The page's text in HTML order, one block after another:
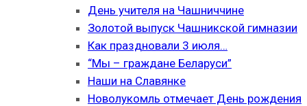
День учителя на Чашниччине
Золотой выпуск Чашникской гимназии
Как праздновали 3 июля…
“Мы – граждане Беларуси”
Наши на Славянке
Новолукомль отмечает День рождения